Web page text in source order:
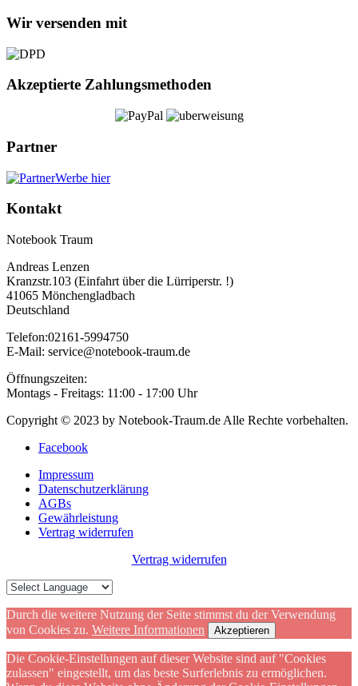
Wir versenden mit
Akzeptierte Zahlungsmethoden
Partner
Werbe hier
Kontakt
Notebook Traum
Andreas Lenzen
Kranzstr.103 (Einfahrt über die Lürriperstr. !)
41065 Mönchengladbach
Deutschland
Telefon:02161-5994750
E-Mail: service@notebook-traum.de
Öffnungszeiten:
Montags - Freitags: 11:00 - 17:00 Uhr
Copyright © 2023 by Notebook-Traum.de Alle Rechte vorbehalten.
Facebook
Impressum
Datenschutzerklärung
AGBs
Gewährleistung
Vertrag widerrufen
Vertrag widerrufen
Durch die weitere Nutzung der Seite stimmst du der Verwendung
von Cookies zu. Weitere Informationen Akzeptieren
Die Cookie-Einstellungen auf dieser Website sind auf "Cookies
zulassen" eingestellt, um das beste Surferlebnis zu ermöglichen.